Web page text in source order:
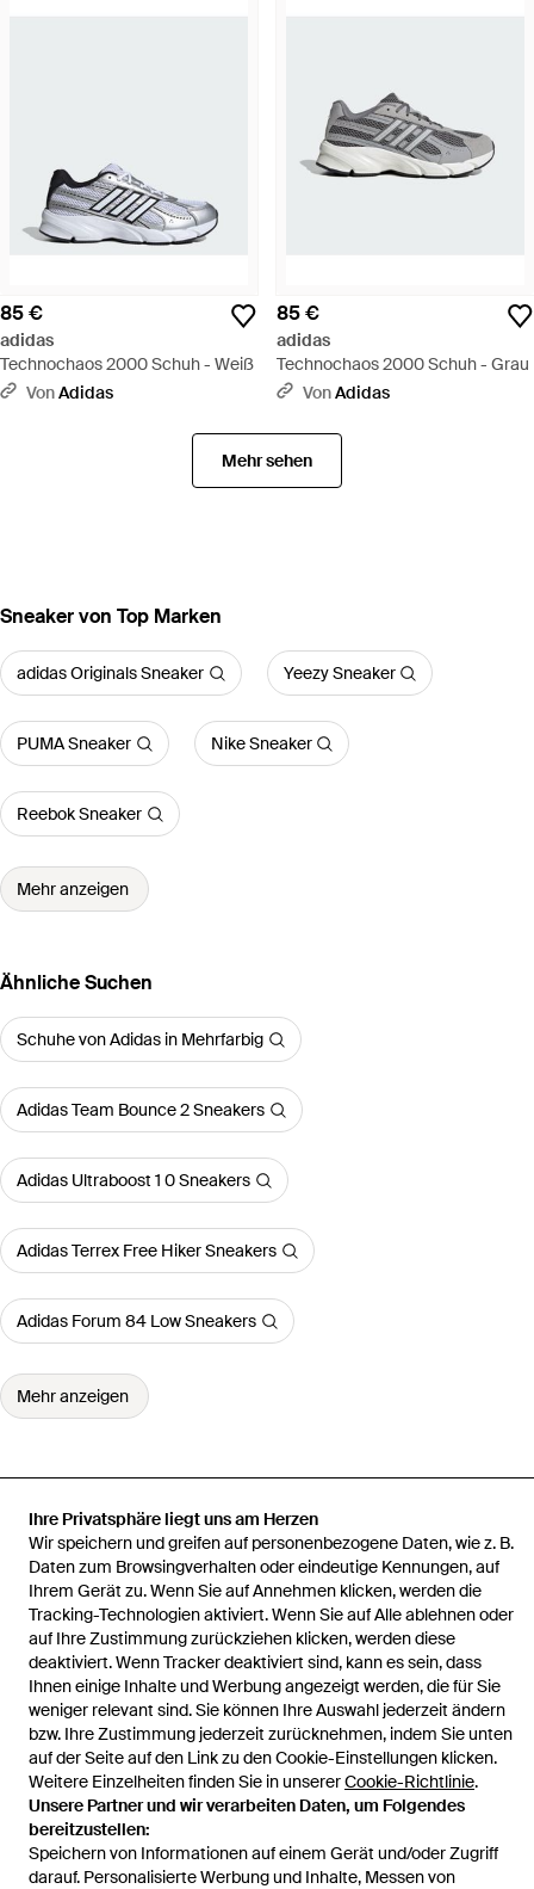
Ihre Privatsphäre liegt uns am Herzen
Wir speichern und greifen auf personenbezogene Daten, wie z. B.
Daten zum Browsingverhalten oder eindeutige Kennungen, auf
Ihrem Gerät zu. Wenn Sie auf Annehmen klicken, werden die
Tracking-Technologien aktiviert. Wenn Sie auf Alle ablehnen oder
auf Ihre Zustimmung zurückziehen klicken, werden diese
deaktiviert. Wenn Tracker deaktiviert sind, kann es sein, dass
Ihnen einige Inhalte und Werbung angezeigt werden, die für Sie
weniger relevant sind. Sie können Ihre Auswahl jederzeit ändern
bzw. Ihre Zustimmung jederzeit zurücknehmen, indem Sie unten
auf der Seite auf den Link zu den Cookie-Einstellungen klicken.
Weitere Einzelheiten finden Sie in unsererCookie-Richtlinie.
Unsere Partner und wir verarbeiten Daten, um Folgendes
bereitzustellen:
Speichern von Informationen auf einem Gerät und/oder Zugriff
darauf. Personalisierte Werbung und Inhalte, Messen von
85 €
adidas
Technochaos 2000 Schuh - Weiß
VonAdidas
85 €
adidas
Technochaos 2000 Schuh - Grau
VonAdidas
Mehr sehen
Sneaker von Top Marken
adidas Originals Sneaker Yeezy Sneaker
PUMA Sneaker Nike Sneaker
Reebok Sneaker
Mehr anzeigen
Ähnliche Suchen
Schuhe von Adidas in Mehrfarbig
Adidas Team Bounce 2 Sneakers
Adidas Ultraboost 1 0 Sneakers
Adidas Terrex Free Hiker Sneakers
Adidas Forum 84 Low Sneakers
Mehr anzeigen
Startseite Damen Sneaker adidas Sneaker
Schuhe
Hilfe und Informationen